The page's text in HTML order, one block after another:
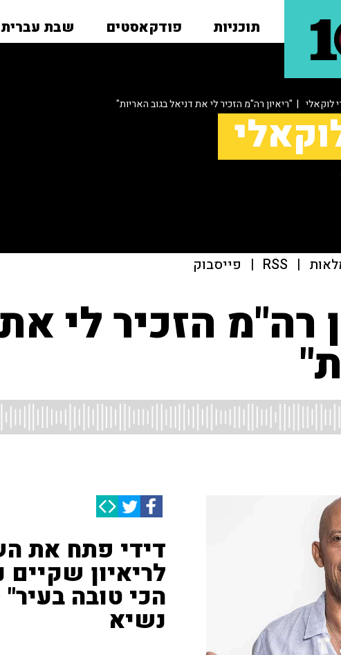
תוכניות פודקאסטים שבת עברית
לוקאלי | "ריאיון רה"מ הזכיר לי את דניאל בגוב האריות"
|
RSS
| פייסבוק
רה"מ הזכיר לי
דידי פתח את
הכי טובה
נשיא